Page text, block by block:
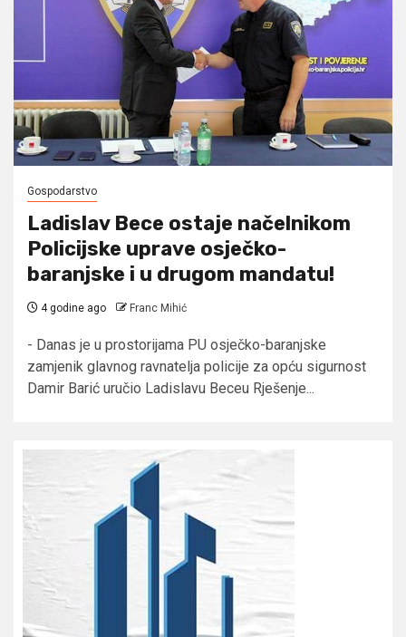
Gospodarstvo
Ladislav Bece ostaje načelnikom
Policijske uprave osječko-
baranjske i u drugom mandatu!
4 godine ago Franc Mihić
- Danas je u prostorijama PU osječko-baranjske
zamjenik glavnog ravnatelja policije za opću sigurnost
Damir Barić uručio Ladislavu Beceu Rješenje...